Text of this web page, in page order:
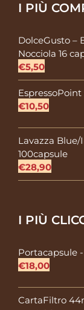
I PIÙ
DolceGusto –
Nocciola 16
€5,50
€10,50
Lavazza
100capsule
€28,90
I PIÙ
Portacapsule
€18,00
CartaFiltro